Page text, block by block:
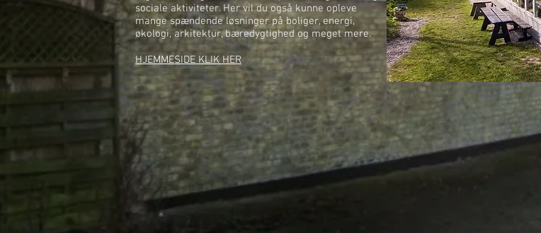
sociale aktiviteter. Her vil du også kunne opleve
mange spændende løsninger på boliger, energi,
økologi, arkitektur, bæredygtighed og meget mere.
HJEMMESIDE KLIK HER